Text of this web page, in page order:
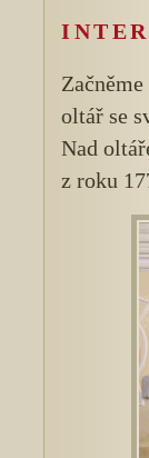
oltář se
Nad
z roku